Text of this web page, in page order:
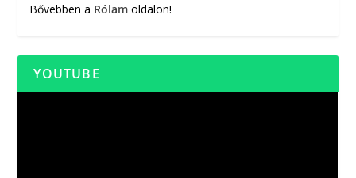
Bővebben a Rólam oldalon!
YOUTUBE